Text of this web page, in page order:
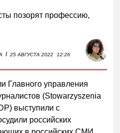
позорят профессию,
I 25 АВГУСТА 2022 12:26
Главного управления
(Stowarzyszenia
) выступили с
российских